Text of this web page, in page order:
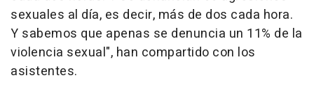
sexuales al día, es decir, más de dos cada hora.
Y sabemos que apenas se denuncia un 11% de la
violencia sexual", han compartido con los
asistentes.